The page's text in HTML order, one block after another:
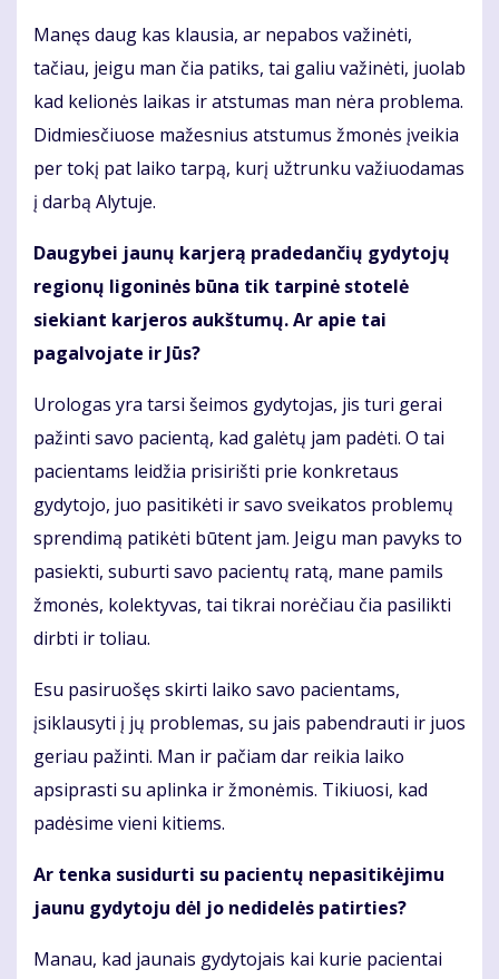
Manęs daug kas klausia, ar nepabos važinėti,
tačiau, jeigu man čia patiks, tai galiu važinėti, juolab
kad kelionės laikas ir atstumas man nėra problema.
Didmiesčiuose mažesnius atstumus žmonės įveikia
per tokį pat laiko tarpą, kurį užtrunku važiuodamas
į darbą Alytuje.
Daugybei jaunų karjerą pradedančių gydytojų
regionų ligoninės būna tik tarpinė stotelė
siekiant karjeros aukštumų. Ar apie tai
pagalvojate ir Jūs?
Urologas yra tarsi šeimos gydytojas, jis turi gerai
pažinti savo pacientą, kad galėtų jam padėti. O tai
pacientams leidžia prisirišti prie konkretaus
gydytojo, juo pasitikėti ir savo sveikatos problemų
sprendimą patikėti būtent jam. Jeigu man pavyks to
pasiekti, suburti savo pacientų ratą, mane pamils
žmonės, kolektyvas, tai tikrai norėčiau čia pasilikti
dirbti ir toliau.
Esu pasiruošęs skirti laiko savo pacientams,
įsiklausyti į jų problemas, su jais pabendrauti ir juos
geriau pažinti. Man ir pačiam dar reikia laiko
apsiprasti su aplinka ir žmonėmis. Tikiuosi, kad
padėsime vieni kitiems.
Ar tenka susidurti su pacientų nepasitikėjimu
jaunu gydytoju dėl jo nedidelės patirties?
Manau, kad jaunais gydytojais kai kurie pacientai